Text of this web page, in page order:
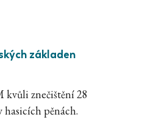
základen
kvůli znečištění 28
pěnách.